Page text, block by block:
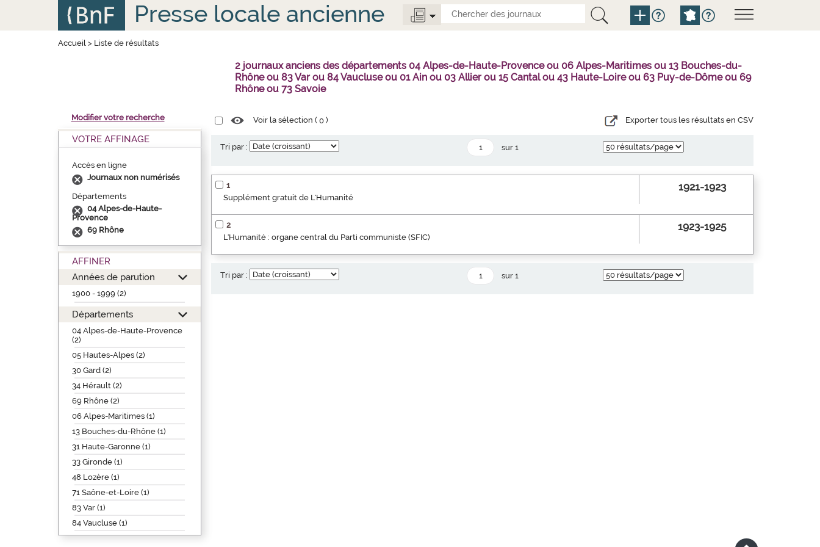
Presse locale ancienne
Accueil> Liste de résultats
2 journaux anciens des départements 04 Alpes-de-Haute-Provence ou 06 Alpes-Maritimes ou 13 Bouches-du-
Rhône ou 83 Var ou 84 Vaucluse ou 01 Ain ou 03 Allier ou 15 Cantal ou 43 Haute-Loire ou 63 Puy-de-Dôme ou 69
Rhône ou 73 Savoie
Modifier votre recherche
VOTRE AFFINAGE
Accès en ligne
Journaux non numérisés
Départements
04 Alpes-de-Haute-
Provence
69 Rhône
AFFINER
Années de parution
1900 - 1999 (2)
Départements
04 Alpes-de-Haute-Provence
(2)
05 Hautes-Alpes (2)
30 Gard (2)
34 Hérault (2)
69 Rhône (2)
06 Alpes-Maritimes (1)
13 Bouches-du-Rhône (1)
31 Haute-Garonne (1)
33 Gironde (1)
48 Lozère (1)
71 Saône-et-Loire (1)
83 Var (1)
84 Vaucluse (1)
Voir la sélection (0 ) Exporter tous les résultats en CSV
Tri par : sur 1
1
Supplément gratuit de L'Humanité
1921-1923
2
L'Humanité : organe central du Parti communiste (SFIC)
1923-1925
Tri par : sur 1
Panneau de gestion des cookies